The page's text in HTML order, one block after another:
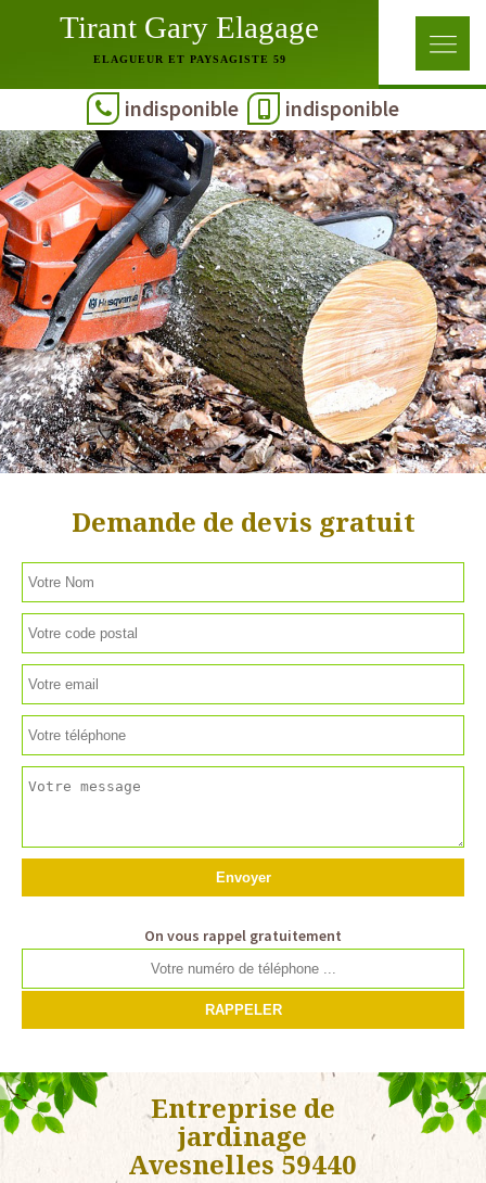
Tirant Gary Elagage
ELAGUEUR ET PAYSAGISTE 59
indisponible indisponible
Demande de devis gratuit
On vous rappel gratuitement
Entreprise de
jardinage
Avesnelles 59440